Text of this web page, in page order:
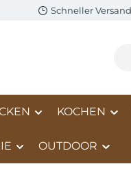
Schneller Versand
KOCHEN
OUTDOOR